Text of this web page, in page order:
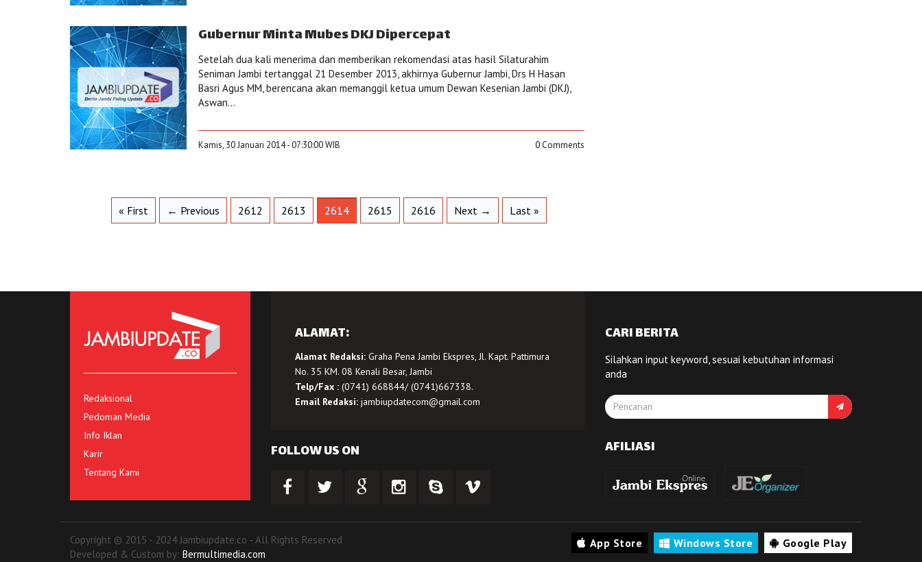
Gubernur Minta Mubes DKJ Dipercepat
Setelah dua kali menerima dan memberikan rekomendasi atas hasil Silaturahim
Seniman Jambi tertanggal 21 Desember 2013, akhirnya Gubernur Jambi, Drs H Hasan
Basri Agus MM, berencana akan memanggil ketua umum Dewan Kesenian Jambi (DKJ),
Aswan...
Kamis, 30 Januari 2014 - 07:30:00 WIB 0 Comments
« First ← Previous 2612 2613 2614 2615 2616 Next → Last »
Redaksional
Pedoman Media
Info Iklan
Karir
Tentang Kami
ALAMAT:
Alamat Redaksi:Graha Pena Jambi Ekspres, Jl. Kapt. Pattimura
No. 35 KM. 08 Kenali Besar, Jambi
Telp/Fax :(0741) 668844/ (0741)667338.
Email Redaksi: jambiupdatecom@gmail.com
FOLLOW US ON
CARI BERITA
Silahkan input keyword, sesuai kebutuhan informasi
anda
AFILIASI
Copyright © 2015 - 2024 Jambiupdate.co - All Rights Reserved
Developed & Custom by: Bermultimedia.com
App Store Windows Store Google Play